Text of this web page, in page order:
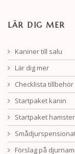
LÄR DIG MER
Kaniner till salu
Lär dig mer
Checklista tillbehör
Startpaket kanin
Startpaket hamster
Förslag på